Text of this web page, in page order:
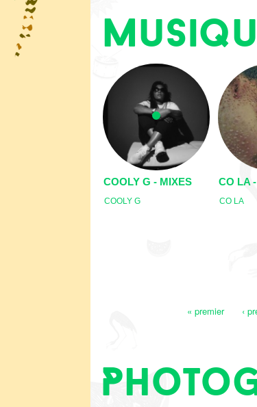
COOLY G - MIXES
COOLY G
CO LA
CO LA
Pages
« premier ‹